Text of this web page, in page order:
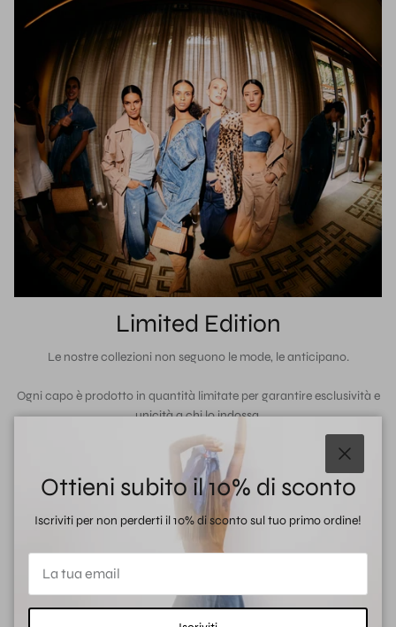
Limited Edition
Le nostre collezioni non seguono le mode, le anticipano.
Ogni capo è prodotto in quantità limitate per garantire esclusività e
unicità a chi lo indossa.
Chiudi
Ottieni subito il 10% di sconto
Iscriviti per non perderti il 10% di sconto sul tuo primo ordine!